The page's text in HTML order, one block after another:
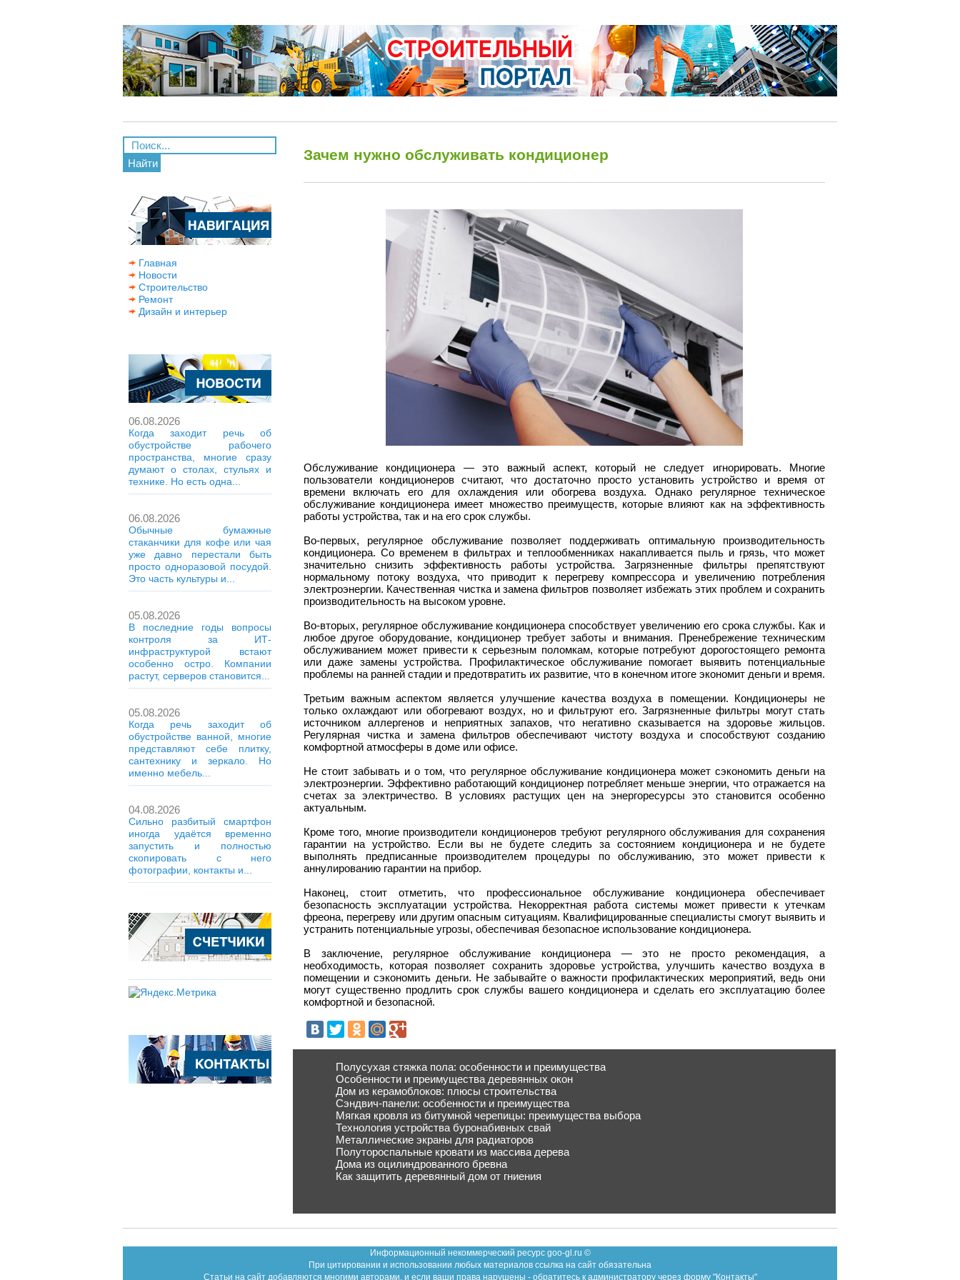
Найти
Главная
Новости
Строительство
Ремонт
Дизайн и интерьер
06.08.2026
Когда заходит речь об
обустройстве рабочего
пространства, многие сразу
думают о столах, стульях и
технике. Но есть одна...
06.08.2026
Обычные бумажные
стаканчики для кофе или чая
уже давно перестали быть
просто одноразовой посудой.
Это часть культуры и...
05.08.2026
В последние годы вопросы
контроля за ИТ-
инфраструктурой встают
особенно остро. Компании
растут, серверов становится...
05.08.2026
Когда речь заходит об
обустройстве ванной, многие
представляют себе плитку,
сантехнику и зеркало. Но
именно мебель...
04.08.2026
Сильно разбитый смартфон
иногда удаётся временно
запустить и полностью
скопировать с него
фотографии, контакты и...
Зачем нужно обслуживать кондиционер
Обслуживание кондиционера — это важный аспект, который не следует игнорировать. Многие
пользователи кондиционеров считают, что достаточно просто установить устройство и время от
времени включать его для охлаждения или обогрева воздуха. Однако регулярное техническое
обслуживание кондиционера имеет множество преимуществ, которые влияют как на эффективность
работы устройства, так и на его срок службы.
Во-первых, регулярное обслуживание позволяет поддерживать оптимальную производительность
кондиционера. Со временем в фильтрах и теплообменниках накапливается пыль и грязь, что может
значительно снизить эффективность работы устройства. Загрязненные фильтры препятствуют
нормальному потоку воздуха, что приводит к перегреву компрессора и увеличению потребления
электроэнергии. Качественная чистка и замена фильтров позволяет избежать этих проблем и сохранить
производительность на высоком уровне.
Во-вторых, регулярное обслуживание кондиционера способствует увеличению его срока службы. Как и
любое другое оборудование, кондиционер требует заботы и внимания. Пренебрежение техническим
обслуживанием может привести к серьезным поломкам, которые потребуют дорогостоящего ремонта
или даже замены устройства. Профилактическое обслуживание помогает выявить потенциальные
проблемы на ранней стадии и предотвратить их развитие, что в конечном итоге экономит деньги и время.
Третьим важным аспектом является улучшение качества воздуха в помещении. Кондиционеры не
только охлаждают или обогревают воздух, но и фильтруют его. Загрязненные фильтры могут стать
источником аллергенов и неприятных запахов, что негативно сказывается на здоровье жильцов.
Регулярная чистка и замена фильтров обеспечивают чистоту воздуха и способствуют созданию
комфортной атмосферы в доме или офисе.
Не стоит забывать и о том, что регулярное обслуживание кондиционера может сэкономить деньги на
электроэнергии. Эффективно работающий кондиционер потребляет меньше энергии, что отражается на
счетах за электричество. В условиях растущих цен на энергоресурсы это становится особенно
актуальным.
Кроме того, многие производители кондиционеров требуют регулярного обслуживания для сохранения
гарантии на устройство. Если вы не будете следить за состоянием кондиционера и не будете
выполнять предписанные производителем процедуры по обслуживанию, это может привести к
аннулированию гарантии на прибор.
Наконец, стоит отметить, что профессиональное обслуживание кондиционера обеспечивает
безопасность эксплуатации устройства. Некорректная работа системы может привести к утечкам
фреона, перегреву или другим опасным ситуациям. Квалифицированные специалисты смогут выявить и
устранить потенциальные угрозы, обеспечивая безопасное использование кондиционера.
В заключение, регулярное обслуживание кондиционера — это не просто рекомендация, а
необходимость, которая позволяет сохранить здоровье устройства, улучшить качество воздуха в
помещении и сэкономить деньги. Не забывайте о важности профилактических мероприятий, ведь они
могут существенно продлить срок службы вашего кондиционера и сделать его эксплуатацию более
комфортной и безопасной.
Полусухая стяжка пола: особенности и преимущества
Особенности и преимущества деревянных окон
Дом из керамоблоков: плюсы строительства
Сэндвич-панели: особенности и преимущества
Мягкая кровля из битумной черепицы: преимущества выбора
Технология устройства буронабивных свай
Металлические экраны для радиаторов
Полутороспальные кровати из массива дерева
Дома из оцилиндрованного бревна
Как защитить деревянный дом от гниения
Информационный некоммерческий ресурс goo-gl.ru ©
При цитировании и использовании любых материалов ссылка на сайт обязательна
Статьи на сайт добавляются многими авторами, и если ваши права нарушены - обратитесь к администратору через форму "Контакты"